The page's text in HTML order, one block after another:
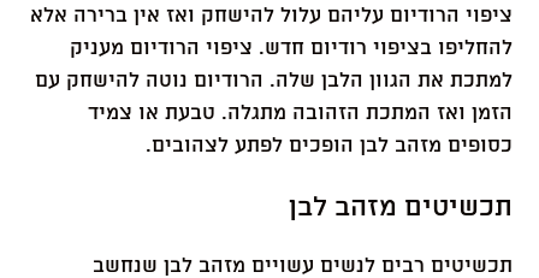
ציפוי הרודיום עליהם עלול להישחק ואז אין ברירה אלא
להחליפו בציפוי רודיום חדש. ציפוי הרודיום מעניק
למתכת את הגוון הלבן שלה. הרודיום נוטה להישחק עם
הזמן ואז המתכת הזהובה מתגלה. טבעת או צמיד
כסופים מזהב לבן הופכים לפתע לצהובים.
תכשיטים מזהב לבן
תכשיטים רבים לנשים עשויים מזהב לבן שנחשב